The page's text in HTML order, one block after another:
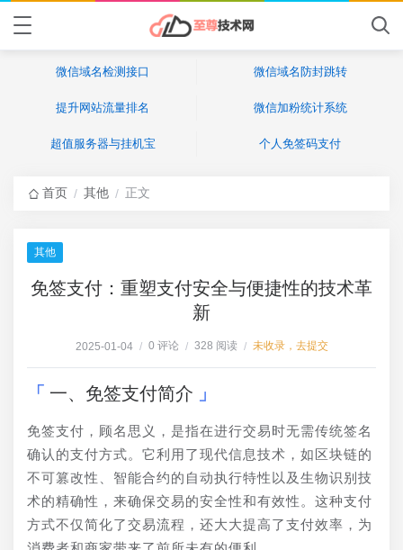
微信域名检测接口 微信域名防封跳转
提升网站流量排名 微信加粉统计系统
超值服务器与挂机宝 个人免签码支付
首页 / 其他 / 正文
其他
免签支付：重塑支付安全与便捷性的技术革
新
2025-01-04 / 0 评论 / 328 阅读 / 未收录，去提交
一、免签支付简介
免签支付，顾名思义，是指在进行交易时无需传统签名
确认的支付方式。它利用了现代信息技术，如区块链的
不可篡改性、智能合约的自动执行特性以及生物识别技
术的精确性，来确保交易的安全性和有效性。这种支付
方式不仅简化了交易流程，还大大提高了支付效率，为